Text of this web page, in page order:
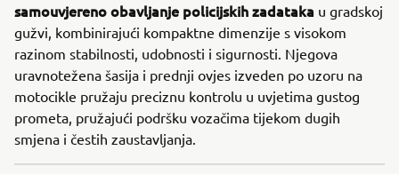
samouvjereno obavljanje policijskih zadataka u gradskoj
gužvi, kombinirajući kompaktne dimenzije s visokom
razinom stabilnosti, udobnosti i sigurnosti. Njegova
uravnotežena šasija i prednji ovjes izveden po uzoru na
motocikle pružaju preciznu kontrolu u uvjetima gustog
prometa, pružajući podršku vozačima tijekom dugih
smjena i čestih zaustavljanja.